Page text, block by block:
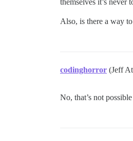
themselves it’s
Also, is there a way
codinghorror (Jeff
No, that’s not